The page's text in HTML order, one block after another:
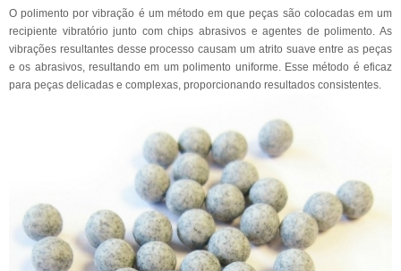
O polimento por vibração é um método em que peças são colocadas em um
recipiente vibratório junto com chips abrasivos e agentes de polimento. As
vibrações resultantes desse processo causam um atrito suave entre as peças
e os abrasivos, resultando em um polimento uniforme. Esse método é eficaz
para peças delicadas e complexas, proporcionando resultados consistentes.